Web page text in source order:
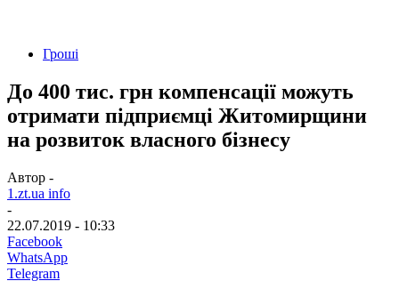
Гроші
До 400 тис. грн компенсації можуть
отримати підприємці Житомирщини
на розвиток власного бізнесу
Автор -
1.zt.ua info
-
22.07.2019 - 10:33
Facebook
WhatsApp
Telegram